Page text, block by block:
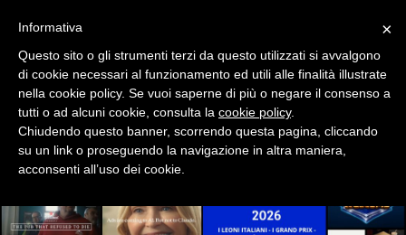
MOBILE
PROMOZIONI
PUNTI VENDITA
×
Informativa
Questo sito o gli strumenti terzi da questo utilizzati si avvalgono
di cookie necessari al funzionamento ed utili alle finalità illustrate
nella cookie policy. Se vuoi saperne di più o negare il consenso a
tutti o ad alcuni cookie, consulta la cookie policy.
Chiudendo questo banner, scorrendo questa pagina, cliccando
su un link o proseguendo la navigazione in altra maniera,
acconsenti all’uso dei cookie.